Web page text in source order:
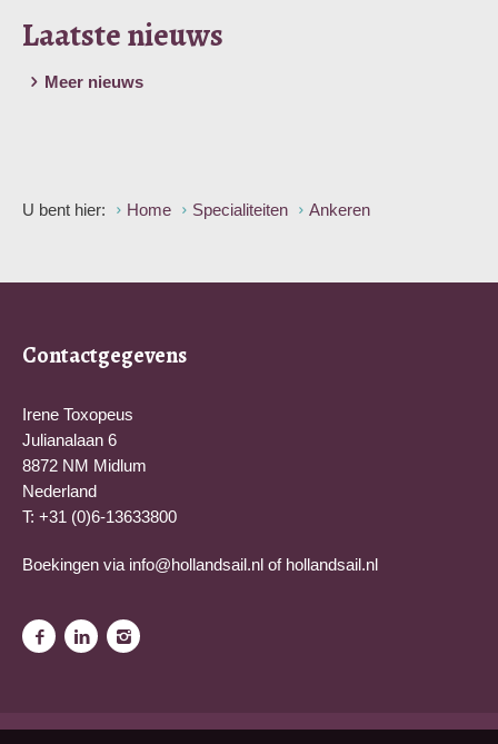
Laatste nieuws
Meer nieuws
U bent hier: Home Specialiteiten Ankeren
Contactgegevens
Irene Toxopeus
Julianalaan 6
8872 NM Midlum
Nederland
T: +31 (0)6-13633800
Boekingen via info@hollandsail.nl of hollandsail.nl